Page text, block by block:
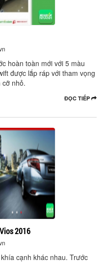
hoàn toàn mới với 5 màu
được lắp ráp với tham vọng
nhỏ.
ĐỌC TIẾP
2016
cạnh khác nhau. Trước